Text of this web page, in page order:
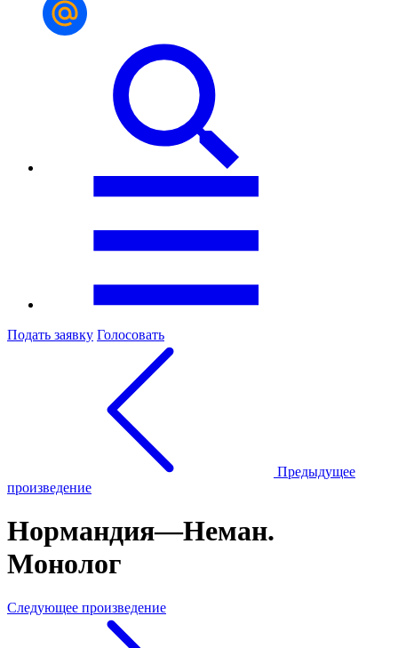
Подать заявку Голосовать
Предыдущее
произведение
Нормандия—Неман.
Монолог
Следующее произведение